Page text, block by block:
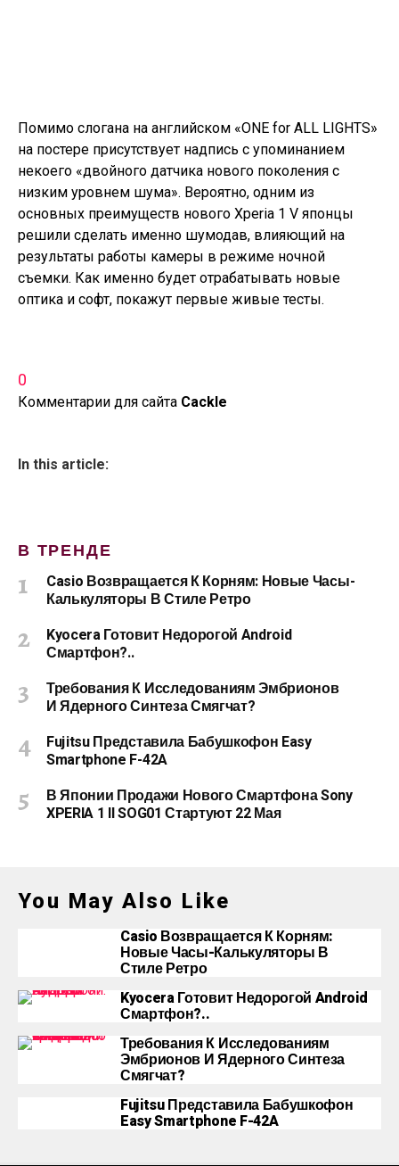
Помимо слогана на английском «ONE for ALL LIGHTS»
на постере присутствует надпись с упоминанием
некоего «двойного датчика нового поколения с
низким уровнем шума». Вероятно, одним из
основных преимуществ нового Xperia 1 V японцы
решили сделать именно шумодав, влияющий на
результаты работы камеры в режиме ночной
съемки. Как именно будет отрабатывать новые
оптика и софт, покажут первые живые тесты.
0
Комментарии для сайта Cackl e
In this article:
В ТРЕНДЕ
Casio Возвращается К Корням: Новые Часы-
Калькуляторы В Стиле Ретро
Kyocera Готовит Недорогой Android
Смартфон?..
Требования К Исследованиям Эмбрионов
И Ядерного Синтеза Смягчат?
Fujitsu Представила Бабушкофон Easy
Smartphone F-42A
В Японии Продажи Нового Смартфона Sony
XPERIA 1 II SOG01 Стартуют 22 Мая
You May Also Like
Casio Возвращается К Корням:
Новые Часы-Калькуляторы В
Стиле Ретро
Kyocera Готовит Недорогой Android
Смартфон?..
Требования К Исследованиям
Эмбрионов И Ядерного Синтеза
Смягчат?
Fujitsu Представила Бабушкофон
Easy Smartphone F-42A